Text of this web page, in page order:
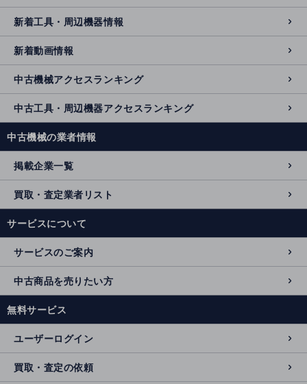
新着工具・周辺機器情報
新着動画情報
中古機械アクセスランキング
中古工具・周辺機器アクセスランキング
中古機械の業者情報
掲載企業一覧
買取・査定業者リスト
サービスについて
サービスのご案内
中古商品を売りたい方
無料サービス
ユーザーログイン
買取・査定の依頼